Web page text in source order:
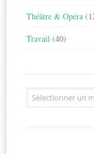
Théâtre & Opéra
Travail (40)
Archives